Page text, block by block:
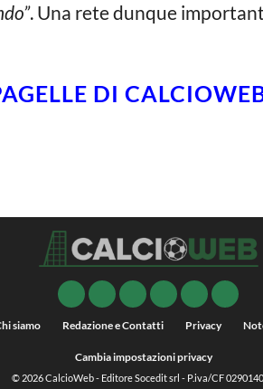
. Una rete dunque
DI
siamo Redazione e Contatti Privacy
Cambia impostazioni privacy
© 2026CalcioWeb- Editore Socedit srl - P.iva/CF